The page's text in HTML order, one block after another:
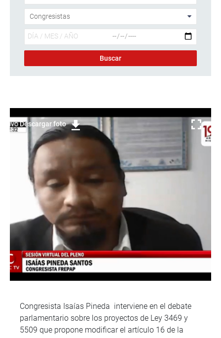
Descargar foto
Congresista Isaías Pineda interviene en el debate
parlamentario sobre los proyectos de Ley 3469 y
5509 que propone modificar el artículo 16 de la